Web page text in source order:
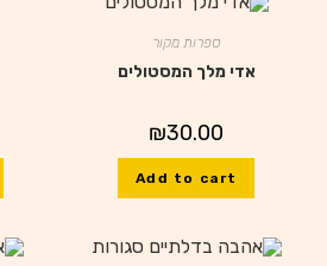
ספרות מקור
אדי מלך המסטולים
₪30.00
Add to cart